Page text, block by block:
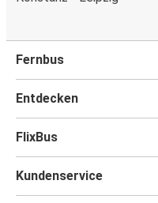
Fernbus
Entdecken
FlixBus
Kundenservice